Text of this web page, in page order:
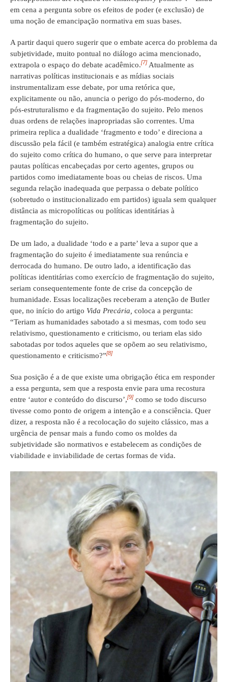
em cena a pergunta sobre os efeitos de poder (e exclusão) de
uma noção de emancipação normativa em suas bases.
A partir daqui quero sugerir que o embate acerca do problema da
subjetividade, muito pontual no diálogo acima mencionado,
extrapola o espaço do debate acadêmico.[7] Atualmente as
narrativas políticas institucionais e as mídias sociais
instrumentalizam esse debate, por uma retórica que,
explicitamente ou não, anuncia o perigo do pós-moderno, do
pós-estruturalismo e da fragmentação do sujeito. Pelo menos
duas ordens de relações inapropriadas são correntes. Uma
primeira replica a dualidade ‘fragmento e todo’ e direciona a
discussão pela fácil (e também estratégica) analogia entre crítica
do sujeito como crítica do humano, o que serve para interpretar
pautas políticas encabeçadas por certo agentes, grupos ou
partidos como imediatamente boas ou cheias de riscos. Uma
segunda relação inadequada que perpassa o debate político
(sobretudo o institucionalizado em partidos) iguala sem qualquer
distância as micropolíticas ou políticas identitárias à
fragmentação do sujeito.
De um lado, a dualidade ‘todo e a parte’ leva a supor que a
fragmentação do sujeito é imediatamente sua renúncia e
derrocada do humano. De outro lado, a identificação das
políticas identitárias como exercício de fragmentação do sujeito,
seriam consequentemente fonte de crise da concepção de
humanidade. Essas localizações receberam a atenção de Butler
que, no início do artigo Vida Precária, coloca a pergunta:
“Teriam as humanidades sabotado a si mesmas, com todo seu
relativismo, questionamento e criticismo, ou teriam elas sido
sabotadas por todos aqueles que se opõem ao seu relativismo,
questionamento e criticismo?”[8]
Sua posição é a de que existe uma obrigação ética em responder
a essa pergunta, sem que a resposta envie para uma recostura
entre ‘autor e conteúdo do discurso’,[9] como se todo discurso
tivesse como ponto de origem a intenção e a consciência. Quer
dizer, a resposta não é a recolocação do sujeito clássico, mas a
urgência de pensar mais a fundo como os moldes da
subjetividade são normativos e estabelecem as condições de
viabilidade e inviabilidade de certas formas de vida.